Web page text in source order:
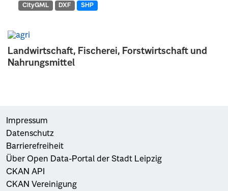
Landwirtschaft, Fischerei, Forstwirtschaft und
Nahrungsmittel
CityGML DXF SHP
Impressum
Datenschutz
Barrierefreiheit
Über Open Data-Portal der Stadt Leipzig
CKAN API
CKAN Vereinigung